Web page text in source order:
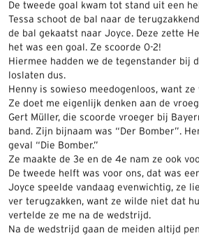
De tweede goal kwam tot stand uit een
Tessa schoot de bal naar de
de bal gekaatst naar Joyce. Deze zette
het was een goal. Ze scoorde 0-2!
Hiermee hadden we de tegenstander bij
loslaten dus.
Henny is sowieso meedogenloos, want
Ze doet me eigenlijk denken aan de
Gert Müller, die scoorde vroeger bij
band. Zijn bijnaam was “Der Bomber”.
geval “Die Bomber.”
Ze maakte de 3e en de 4e nam ze ook
De tweede helft was voor ons, dat was
Joyce speelde vandaag evenwichtig, ze
ver terugzakken, want ze wilde niet dat
vertelde ze me na de wedstrijd.
Na de wedstrijd gaan de meiden altijd